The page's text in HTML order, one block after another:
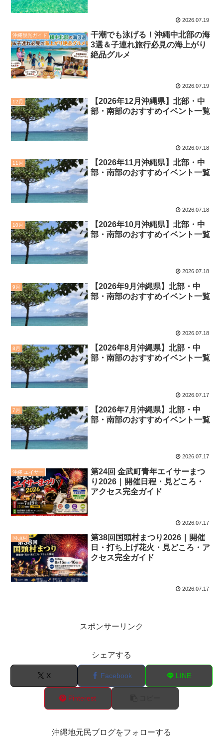
2026.07.19
沖縄観光ガイド
干潮でも泳げる！沖縄中北部の海
3選＆子連れ旅行必見の海上がり
絶品グルメ
2026.07.19
12月
【2026年12月沖縄県】北部・中
部・南部のおすすめイベント一覧
2026.07.18
11月
【2026年11月沖縄県】北部・中
部・南部のおすすめイベント一覧
2026.07.18
10月
【2026年10月沖縄県】北部・中
部・南部のおすすめイベント一覧
2026.07.18
9月
【2026年9月沖縄県】北部・中
部・南部のおすすめイベント一覧
2026.07.18
8月
【2026年8月沖縄県】北部・中
部・南部のおすすめイベント一覧
2026.07.17
7月
【2026年7月沖縄県】北部・中
部・南部のおすすめイベント一覧
2026.07.17
沖縄 エイサー
第24回 金武町青年エイサーまつ
り2026｜開催日程・見どころ・
アクセス完全ガイド
2026.07.17
国頭村
第38回国頭村まつり2026｜開催
日・打ち上げ花火・見どころ・ア
クセス完全ガイド
2026.07.17
スポンサーリンク
シェアする
X Facebook LINE
Pinterest
沖縄地元民ブログをフォローする